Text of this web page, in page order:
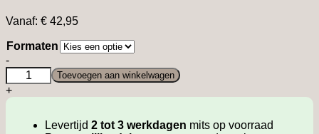
Vanaf: € 42,95
Formaten
Cerdomus
Moonstone
Crystal
quantity
-
+
Toevoegen aan winkelwagen
Levertijd 2 tot 3 werkdagen mits op voorraad